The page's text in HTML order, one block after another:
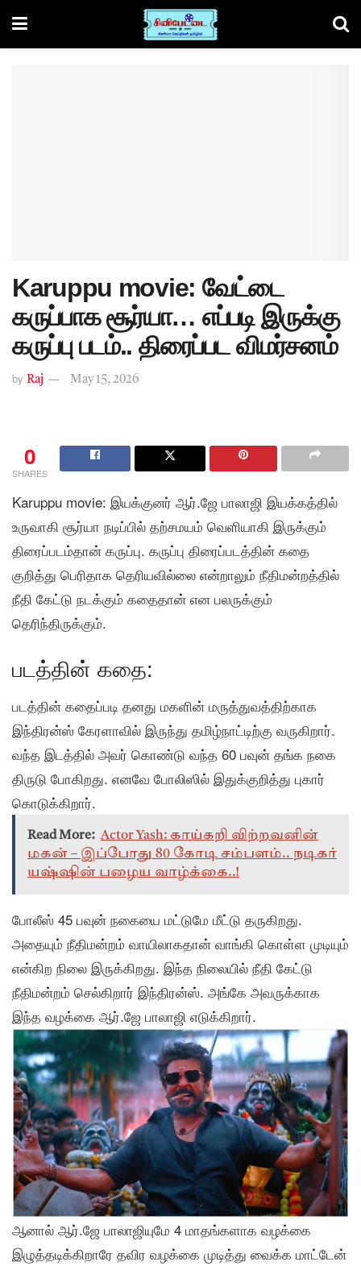
Karuppu movie: வேட்டை
கருப்பாக சூர்யா… எப்படி இருக்கு
கருப்பு படம்.. திரைப்பட விமர்சனம்
by Raj May 15, 2026
0
SHARES
Karuppu movie: இயக்குனர் ஆர்.ஜே பாலாஜி இயக்கத்தில்
உருவாகி சூர்யா நடிப்பில் தற்சமயம் வெளியாகி இருக்கும்
திரைப்படம்தான் கருப்பு. கருப்பு திரைப்படத்தின் கதை
குறித்து பெரிதாக தெரியவில்லை என்றாலும் நீதிமன்றத்தில்
நீதி கேட்டு நடக்கும் கதைதான் என பலருக்கும்
தெரிந்திருக்கும்.
படத்தின் கதை:
படத்தின் கதைப்படி தனது மகளின் மருத்துவத்திற்காக
இந்திரன்ஸ் கேரளாவில் இருந்து தமிழ்நாட்டிற்கு வருகிறார்.
வந்த இடத்தில் அவர் கொண்டு வந்த 60 பவுன் தங்க நகை
திருடு போகிறது. எனவே போலிஸில் இதுக்குறித்து புகார்
கொடுக்கிறார்.
Read More: Actor Yash: காய்கறி விற்றவனின்
மகன் – இப்போது 80 கோடி சம்பளம்.. நடிகர்
யஷ்ஷின் பழைய வாழ்க்கை..!
போலீஸ் 45 பவுன் நகையை மட்டுமே மீட்டு தருகிறது.
அதையும் நீதிமன்றம் வாயிலாகதான் வாங்கி கொள்ள முடியும்
என்கிற நிலை இருக்கிறது. இந்த நிலையில் நீதி கேட்டு
நீதிமன்றம் செல்கிறார் இந்திரன்ஸ். அங்கே அவருக்காக
இந்த வழக்கை ஆர்.ஜே பாலாஜி எடுக்கிறார்.
ஆனால் ஆர்.ஜே பாலாஜியுமே 4 மாதங்களாக வழக்கை
இழுத்தடிக்கிறாரே தவிர வழக்கை முடித்து வைக்க மாட்டேன்